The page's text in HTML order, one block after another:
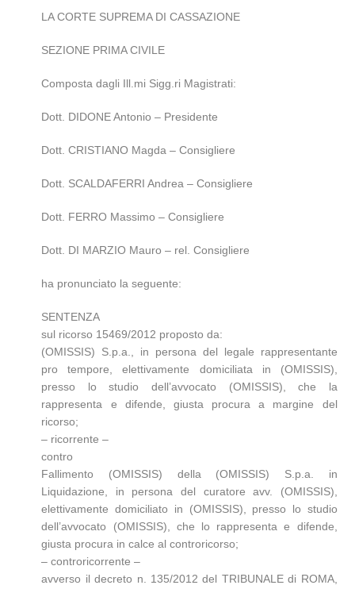
LA CORTE SUPREMA DI CASSAZIONE
SEZIONE PRIMA CIVILE
Composta dagli Ill.mi Sigg.ri Magistrati:
Dott. DIDONE Antonio – Presidente
Dott. CRISTIANO Magda – Consigliere
Dott. SCALDAFERRI Andrea – Consigliere
Dott. FERRO Massimo – Consigliere
Dott. DI MARZIO Mauro – rel. Consigliere
ha pronunciato la seguente:
SENTENZA
sul ricorso 15469/2012 proposto da:
(OMISSIS) S.p.a., in persona del legale rappresentante
pro tempore, elettivamente domiciliata in (OMISSIS),
presso lo studio dell’avvocato (OMISSIS), che la
rappresenta e difende, giusta procura a margine del
ricorso;
– ricorrente –
contro
Fallimento (OMISSIS) della (OMISSIS) S.p.a. in
Liquidazione, in persona del curatore avv. (OMISSIS),
elettivamente domiciliato in (OMISSIS), presso lo studio
dell’avvocato (OMISSIS), che lo rappresenta e difende,
giusta procura in calce al controricorso;
– controricorrente –
avverso il decreto n. 135/2012 del TRIBUNALE di ROMA,